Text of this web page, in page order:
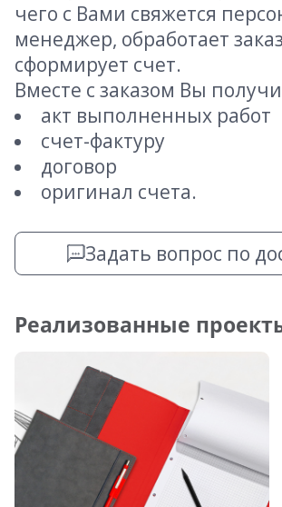
чего с Вами свяжется
менеджер, обработает
сформирует счет.
Вместе с заказом Вы
акт выполненных работ
счет-фактуру
договор
оригинал счета.
Задать вопрос по
Реализованные